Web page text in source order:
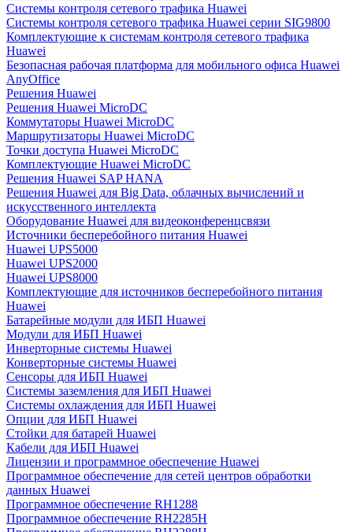
Системы контроля сетевого трафика Huawei
Системы контроля сетевого трафика Huawei серии SIG9800
Комплектующие к системам контроля сетевого трафика
Huawei
Безопасная рабочая платформа для мобильного офиса Huawei
AnyOffice
Решения Huawei
Решения Huawei MicroDC
Коммутаторы Huawei MicroDC
Маршрутизаторы Huawei MicroDC
Точки доступа Huawei MicroDC
Комплектующие Huawei MicroDC
Решения Huawei SAP HANA
Решения Huawei для Big Data, облачных вычислений и
искусственного интеллекта
Оборудование Huawei для видеоконференцсвязи
Источники бесперебойного питания Huawei
Huawei UPS5000
Huawei UPS2000
Huawei UPS8000
Комплектующие для источников бесперебойного питания
Huawei
Батарейные модули для ИБП Huawei
Модули для ИБП Huawei
Инверторные системы Huawei
Конверторные системы Huawei
Сенсоры для ИБП Huawei
Системы заземления для ИБП Huawei
Системы охлаждения для ИБП Huawei
Опции для ИБП Huawei
Стойки для батарей Huawei
Кабели для ИБП Huawei
Лицензии и программное обеспечение Huawei
Программное обеспечение для сетей центров обработки
данных Huawei
Программное обеспечение RH1288
Программное обеспечение RH2285H